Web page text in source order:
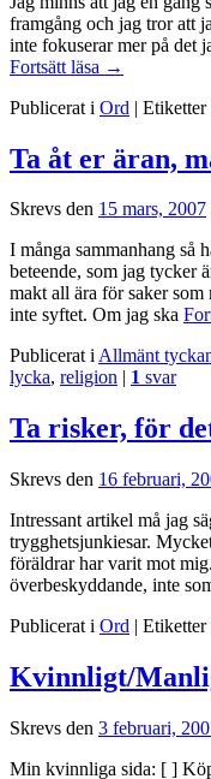
framgång och jag tror att
inte fokuserar mer på det
Fortsätt läsa Att
→
Publicerat i Ord | Etiketter
Ta åt er äran,
Skrevs den 15 mars, 2007
I många sammanhang så
beteende, som jag tycker
makt all ära för saker
inte syftet. Om jag ska
Publicerat iAllmänt
lycka, religion | 1 svar
Ta risker, för
Skrevs den 16 februari,
Intressant artikel må jag
trygghetsjunkiesar.
föräldrar har varit mot
överbeskyddande, inte
Publicerat i Ord | Etiketter
Kvinnligt/
Skrevs den 3 februari,
Min kvinnliga sida: [ ]